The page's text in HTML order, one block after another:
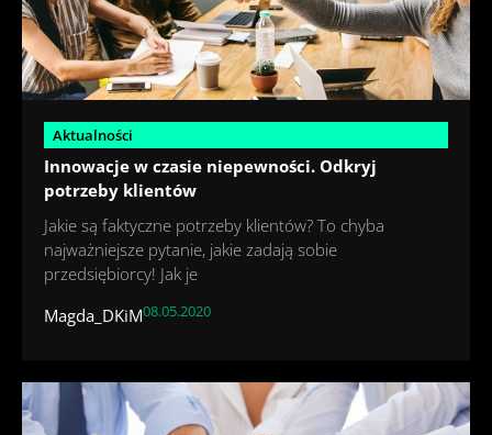
Aktualności
Innowacje w czasie niepewności. Odkryj
potrzeby klientów
Jakie są faktyczne potrzeby klientów? To chyba
najważniejsze pytanie, jakie zadają sobie
przedsiębiorcy! Jak je
Magda_DKiM08.05.2020